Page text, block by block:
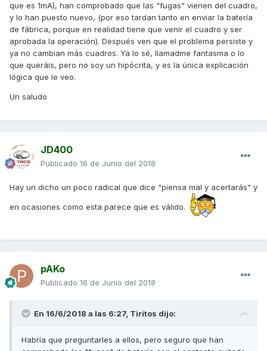
que es 1mA), han comprobado que las "fugas" vienen del cuadro,
y lo han puesto nuevo, (por eso tardan tanto en enviar la batería
de fábrica, porque en realidad tiene que venir el cuadro y ser
aprobada la operación). Después ven que el problema persiste y
ya no cambian más cuadros. Ya lo sé, llamadme fantasma o lo
que queráis, pero no soy un hipócrita, y es la única explicación
lógica que le veo.
Un saludo
JD400
Publicado 16 de Junio del 2018
Hay un dicho un poco radical que dice "piensa mal y acertarás" y
en ocasiones como esta parece que es válido.
pAKo
Publicado 16 de Junio del 2018
En 16/6/2018 a las 6:27, Tiritos dijo:
Habría que preguntarles a ellos, pero seguro que han